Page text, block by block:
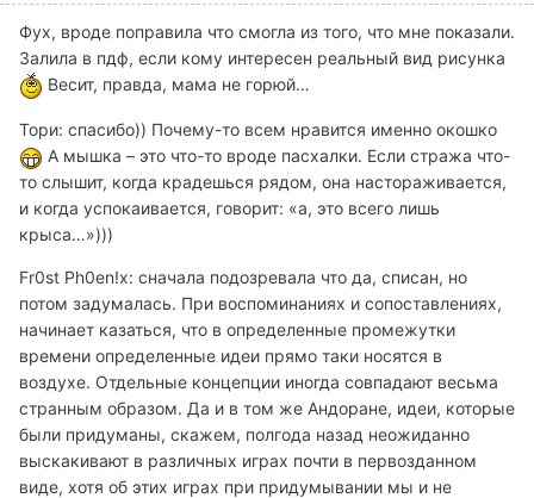
Фух, вроде поправила что смогла из того, что мне показали.
Залила в пдф, если кому интересен реальный вид рисунка
Весит, правда, мама не горюй…
Тори: спасибо)) Почему-то всем нравится именно окошко
А мышка – это что-то вроде пасхалки. Если стража что-
то слышит, когда крадешься рядом, она настораживается,
и когда успокаивается, говорит: «а, это всего лишь
крыса…»)))
Fr0st Ph0en!x: сначала подозревала что да, списан, но
потом задумалась. При воспоминаниях и сопоставлениях,
начинает казаться, что в определенные промежутки
времени определенные идеи прямо таки носятся в
воздухе. Отдельные концепции иногда совпадают весьма
странным образом. Да и в том же Андоране, идеи, которые
были придуманы, скажем, полгода назад неожиданно
выскакивают в различных играх почти в первозданном
виде, хотя об этих играх при придумывании мы и не